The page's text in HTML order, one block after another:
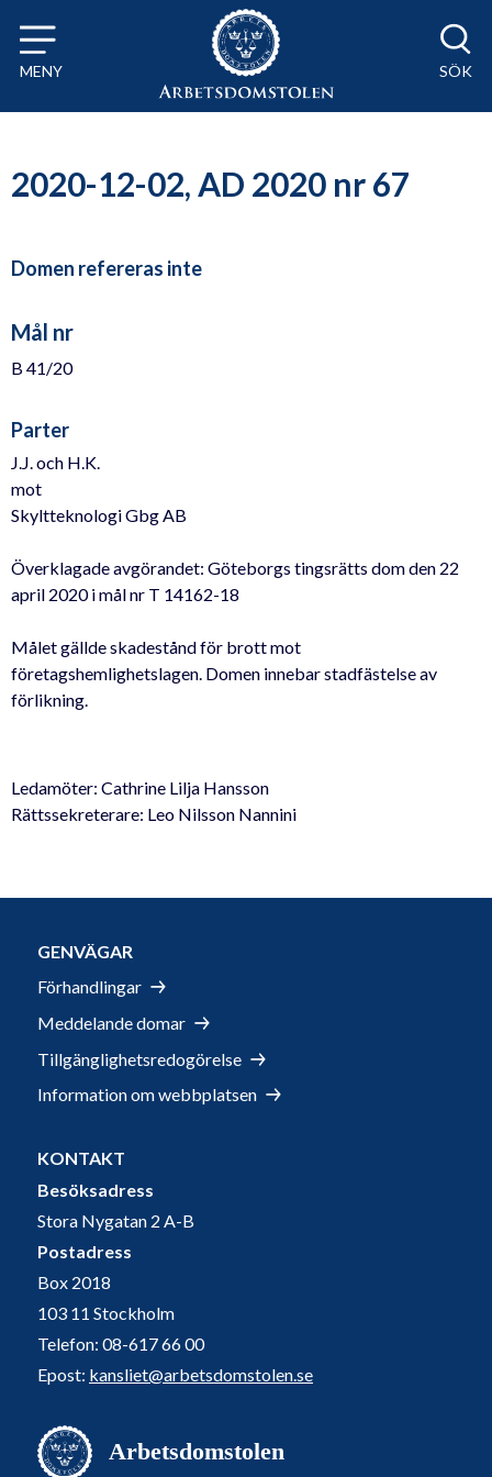
Till innehåll på sidan x
MENY SÖK
2020-12-02, AD 2020 nr 67
Domen refereras inte
Mål nr
B 41/20
Parter
J.J. och H.K.
mot
Skyltteknologi Gbg AB
Överklagade avgörandet: Göteborgs tingsrätts dom den 22
april 2020 i mål nr T 14162-18
Målet gällde skadestånd för brott mot
företagshemlighetslagen. Domen innebar stadfästelse av
förlikning.
Ledamöter: Cathrine Lilja Hansson
Rättssekreterare: Leo Nilsson Nannini
GENVÄGAR
Förhandlingar
Meddelande domar
Tillgänglighetsredogörelse
Information om webbplatsen
KONTAKT
Besöksadress
Stora Nygatan 2 A-B
Postadress
Box 2018
103 11 Stockholm
Telefon: 08-617 66 00
Epost: kansliet@arbetsdomstolen.se